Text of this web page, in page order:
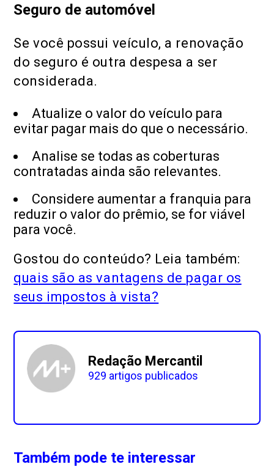
Seguro de automóvel
Se você possui veículo, a renovação
do seguro é outra despesa a ser
considerada.
Atualize o valor do veículo para
evitar pagar mais do que o necessário.
Analise se todas as coberturas
contratadas ainda são relevantes.
Considere aumentar a franquia para
reduzir o valor do prêmio, se for viável
para você.
Gostou do conteúdo? Leia também:
quais são as vantagens de pagar os
seus impostos à vista?
Redação Mercantil
929 artigos publicados
Também pode te interessar